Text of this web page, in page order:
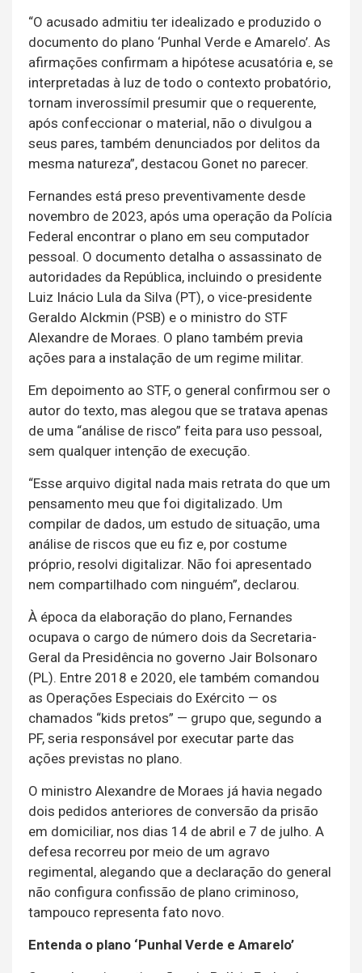
“O acusado admitiu ter idealizado e produzido o
documento do plano ‘Punhal Verde e Amarelo’. As
afirmações confirmam a hipótese acusatória e, se
interpretadas à luz de todo o contexto probatório,
tornam inverossímil presumir que o requerente,
após confeccionar o material, não o divulgou a
seus pares, também denunciados por delitos da
mesma natureza”, destacou Gonet no parecer.
Fernandes está preso preventivamente desde
novembro de 2023, após uma operação da Polícia
Federal encontrar o plano em seu computador
pessoal. O documento detalha o assassinato de
autoridades da República, incluindo o presidente
Luiz Inácio Lula da Silva (PT), o vice-presidente
Geraldo Alckmin (PSB) e o ministro do STF
Alexandre de Moraes. O plano também previa
ações para a instalação de um regime militar.
Em depoimento ao STF, o general confirmou ser o
autor do texto, mas alegou que se tratava apenas
de uma “análise de risco” feita para uso pessoal,
sem qualquer intenção de execução.
“Esse arquivo digital nada mais retrata do que um
pensamento meu que foi digitalizado. Um
compilar de dados, um estudo de situação, uma
análise de riscos que eu fiz e, por costume
próprio, resolvi digitalizar. Não foi apresentado
nem compartilhado com ninguém”, declarou.
À época da elaboração do plano, Fernandes
ocupava o cargo de número dois da Secretaria-
Geral da Presidência no governo Jair Bolsonaro
(PL). Entre 2018 e 2020, ele também comandou
as Operações Especiais do Exército — os
chamados “kids pretos” — grupo que, segundo a
PF, seria responsável por executar parte das
ações previstas no plano.
O ministro Alexandre de Moraes já havia negado
dois pedidos anteriores de conversão da prisão
em domiciliar, nos dias 14 de abril e 7 de julho. A
defesa recorreu por meio de um agravo
regimental, alegando que a declaração do general
não configura confissão de plano criminoso,
tampouco representa fato novo.
Entenda o plano ‘Punhal Verde e Amarelo’